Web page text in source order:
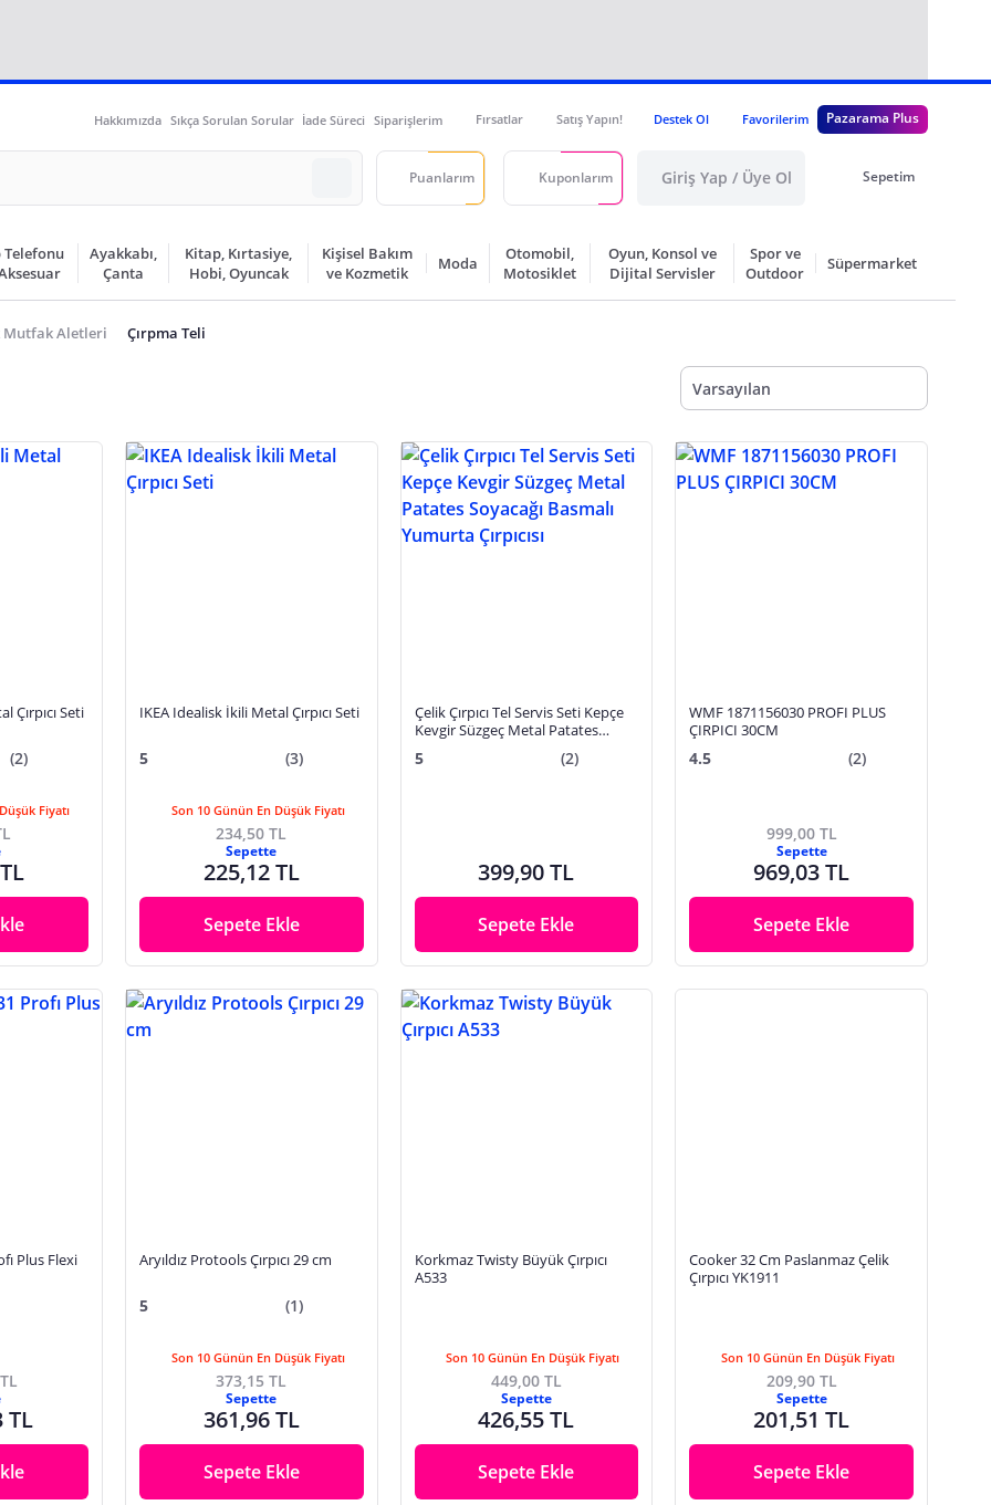
Hakkımızda Sıkça Sorulan Sorular İade Süreci Siparişlerim Fırsatlar Satış Yapın! Destek Ol Favorilerim Pazarama Plus
Puanlarım Kuponlarım Giriş Yap / Üye Ol Sepetim
Telefonu
Ayakkabı,
Çanta
Kitap, Kırtasiye,
Hobi, Oyuncak
Kişisel Bakım
ve Kozmetik
Moda
Otomobil,
Motosiklet
Oyun, Konsol ve
Dijital Servisler
Spor ve
Outdoor
Süpermarket
Mutfak Aletleri Çırpma Teli
Varsayılan
Çırpıcı Seti
(2)
Fiyatı
IKEA Idealisk İkili Metal Çırpıcı Seti
5 (3)
Son 10 Günün En Düşük Fiyatı
234,50 TL
Sepette
225,12 TL
Sepete Ekle
Çelik Çırpıcı Tel Servis Seti Kepçe
Kevgir Süzgeç Metal Patates
Çırpıcısı
5 (2)
399,90 TL
Sepete Ekle
WMF 1871156030 PROFI PLUS
ÇIRPICI 30CM
4.5 (2)
999,00 TL
Sepette
969,03 TL
Sepete Ekle
Plus Flexi
TL
Aryıldız Protools Çırpıcı 29 cm
5 (1)
Son 10 Günün En Düşük Fiyatı
373,15 TL
Sepette
361,96 TL
Sepete Ekle
Korkmaz Twisty Büyük Çırpıcı
A533
Son 10 Günün En Düşük Fiyatı
449,00 TL
Sepette
426,55 TL
Sepete Ekle
Cooker 32 Cm Paslanmaz Çelik
Çırpıcı YK1911
Son 10 Günün En Düşük Fiyatı
209,90 TL
Sepette
201,51 TL
Sepete Ekle